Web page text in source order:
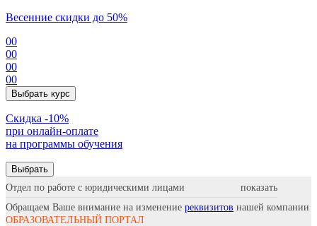
Весенние скидки до 50%
00
00
00
00
Выбрать курс
Cкидка -10%
при онлайн-оплате
на программы обучения
Выбрать
Отдел по работе с юридическими лицами
Обращаем Ваше внимание на изменение реквизитов нашей компании
ОБРАЗОВАТЕЛЬНЫЙ ПОРТАЛ